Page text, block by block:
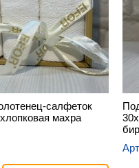
салфеток
махра